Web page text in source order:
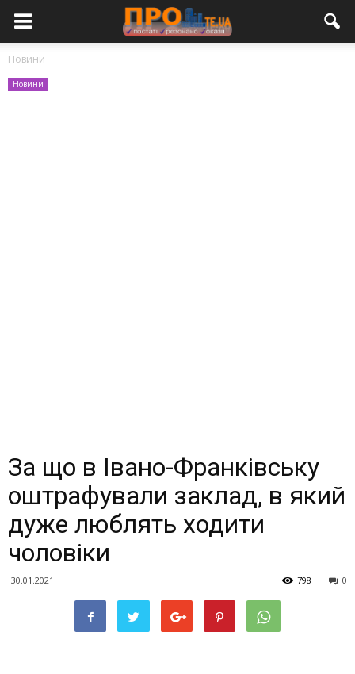
Новини
Новини
За що в Івано-Франківську
оштрафували заклад, в який
дуже люблять ходити
чоловіки
30.01.2021 0
798